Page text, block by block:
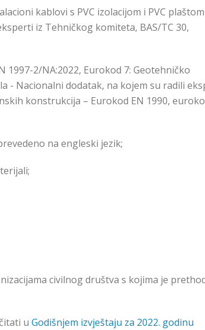
kablovi s PVC izolacijom i PVC
iz Tehničkog komiteta, BAS/TC 30,
1997-2/NA:2022, Eurokod 7: Geotehničko
- Nacionalni dodatak, na kojem su radili
konstrukcija – Eurokod EN 1990,
na engleski jezik;
civilnog društva s kojima je
u Godišnjem izvještaju za 2022. godinu